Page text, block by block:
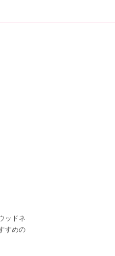
ッドネ
すめの